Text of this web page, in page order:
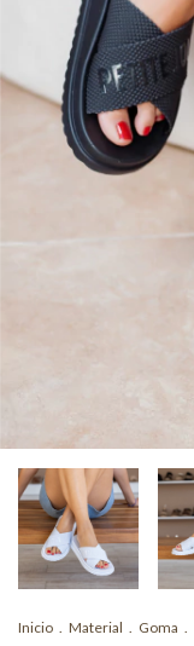
Inicio Material Goma